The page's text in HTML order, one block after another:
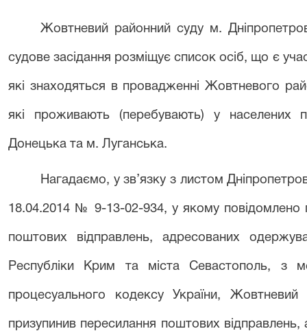
Жовтневий районний суду м.
судове засідання розміщує список осіб, що є
які знаходяться в провадженніЖовтневого
які проживають (перебувають) у населених
Донецька та м. Луганська.
Нагадаємо, у зв’язку з листом
18.04.2014 № 9-13-02-934, у якому повідомлено
поштових відправлень, адресованих
Республіки Крим та міста Севастополь, з
процесуального кодексу України,
призупинив пересилання поштових